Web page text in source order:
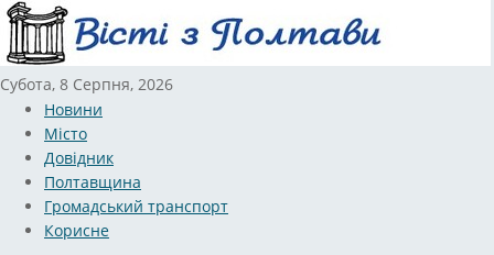
Субота, 8 Серпня, 2026
Новини
Місто
Довідник
Полтавщина
Громадський транспорт
Корисне